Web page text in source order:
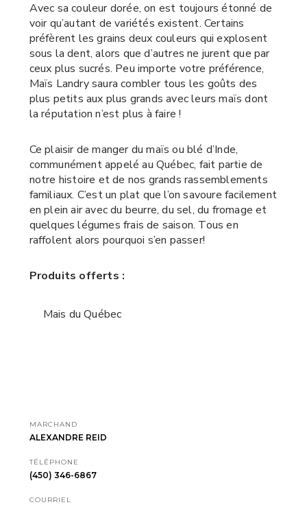
Avec sa couleur dorée, on est toujours étonné de
voir qu’autant de variétés existent. Certains
préfèrent les grains deux couleurs qui explosent
sous la dent, alors que d’autres ne jurent que par
ceux plus sucrés. Peu importe votre préférence,
Maïs Landry saura combler tous les goûts des
plus petits aux plus grands avec leurs maïs dont
la réputation n’est plus à faire !
Ce plaisir de manger du maïs ou blé d’Inde,
communément appelé au Québec, fait partie de
notre histoire et de nos grands rassemblements
familiaux. C’est un plat que l’on savoure facilement
en plein air avec du beurre, du sel, du fromage et
quelques légumes frais de saison. Tous en
raffolent alors pourquoi s’en passer!
Produits offerts :
Mais du Québec
MARCHAND
ALEXANDRE REID
TÉLÉPHONE
(450) 346-6867
COURRIEL